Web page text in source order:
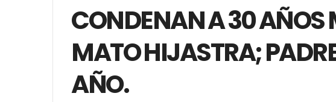
CONDENAN A 30 AÑOS
MATO HIJASTRA;
AÑO.